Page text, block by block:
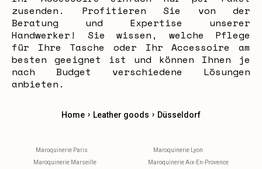
zusenden. Profitieren Sie von der
Beratung und Expertise unserer
Handwerker! Sie wissen, welche Pflege
für Ihre Tasche oder Ihr Accessoire am
besten geeignet ist und können Ihnen je
nach Budget verschiedene Lösungen
anbieten.
Home › Leather goods › Düsseldorf
Maroquinerie Paris
Maroquinerie Lyon
Maroquinerie Marseille
Maroquinerie Aix-En-Provence